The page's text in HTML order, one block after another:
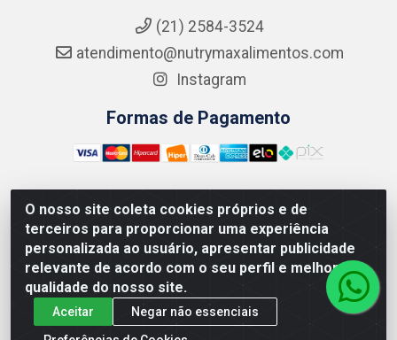
O nosso site coleta cookies próprios e de
terceiros para proporcionar uma experiência
personalizada ao usuário, apresentar publicidade
relevante de acordo com o seu perfil e melhorar a
qualidade do nosso site.
Aceitar
Negar não essenciais
(21) 2584-3524
atendimento@nutrymaxalimentos.com
Instagram
Formas de Pagamento
NUTRY MAX COMÉRCIO DE PRODUTOS ALIMENTICIOS
LTDA - RUA DO FEIJÃO, 721 PENHA CIRCULAR/RJ -
CNPJ: 15.796.122/0001-03